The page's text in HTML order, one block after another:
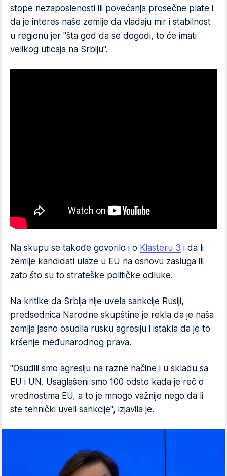
stope nezaposlenosti ili povećanja prosečne plate i
da je interes naše zemlje da vladaju mir i stabilnost
u regionu jer "šta god da se dogodi, to će imati
velikog uticaja na Srbiju".
Na skupu se takođe govorilo i o Klasteru 3 i da li
zemlje kandidati ulaze u EU na osnovu zasluga ili
zato što su to strateške političke odluke.
Na kritike da Srbija nije uvela sankcije Rusiji,
predsednica Narodne skupštine je rekla da je naša
zemlja jasno osudila rusku agresiju i istakla da je to
kršenje međunarodnog prava.
"Osudili smo agresiju na razne načine i u skladu sa
EU i UN. Usaglašeni smo 100 odsto kada je reč o
vrednostima EU, a to je mnogo važnije nego da li
ste tehnički uveli sankcije", izjavila je.